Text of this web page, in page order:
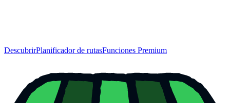
DescubrirPlanificador de rutasFunciones Premium